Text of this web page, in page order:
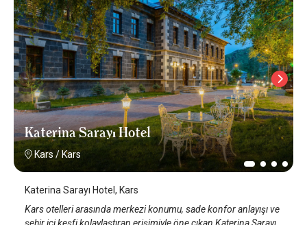
Katerina Sarayı Hotel
Kars / Kars
Katerina Sarayı Hotel, Kars
Kars otelleri arasında merkezi konumu, sade konfor anlayışı ve